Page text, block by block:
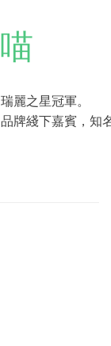
瑞麗之星冠軍。
牌綫下嘉賓，知